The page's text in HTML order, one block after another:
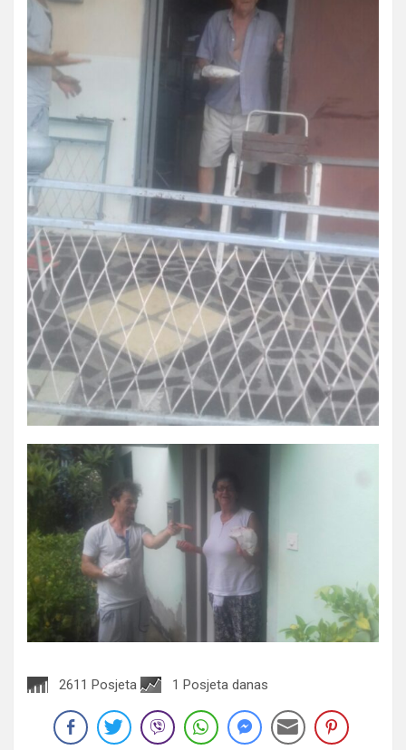
2611 Posjeta 1 Posjeta danas